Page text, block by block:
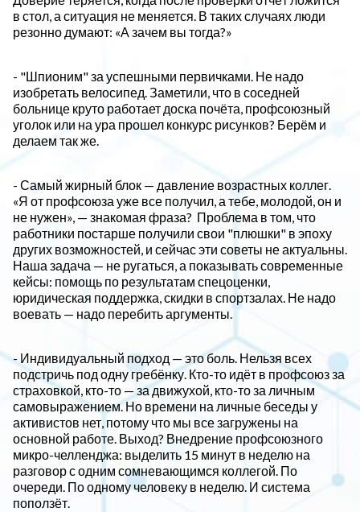
в стол, а ситуация не меняется. В таких случаях люди
резонно думают: «А зачем вы тогда?»
- "Шпионим" за успешными первичками. Не надо
изобретать велосипед. Заметили, что в соседней
больнице круто работает доска почёта, профсоюзный
уголок или на ура прошел конкурс рисунков? Берём и
делаем так же.
- Самый жирный блок — давление возрастных коллег.
«Я от профсоюза уже все получил, а тебе, молодой, он и
не нужен», — знакомая фраза? Проблема в том, что
работники постарше получили свои "плюшки" в эпоху
других возможностей, и сейчас эти советы не актуальны.
Наша задача — не ругаться, а показывать современные
кейсы: помощь по результатам спецоценки,
юридическая поддержка, скидки в спортзалах. Не надо
воевать — надо перебить аргументы.
- Индивидуальный подход — это боль. Нельзя всех
подстричь под одну гребёнку. Кто-то идёт в профсоюз за
страховкой, кто-то — за движухой, кто-то за личным
самовыражением. Но времени на личные беседы у
активистов нет, потому что мы все загружены на
основной работе. Выход? Внедрение профсоюзного
микро-челленджа: выделить 15 минут в неделю на
разговор с одним сомневающимся коллегой. По
очереди. По одному человеку в неделю. И система
поползёт.